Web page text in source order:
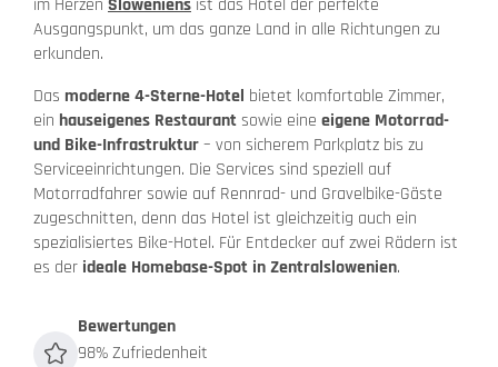
im Herzen Sloweniens ist das Hotel der perfekte
Ausgangspunkt, um das ganze Land in alle Richtungen zu
erkunden.
Das moderne 4-Sterne-Hotel bietet komfortable Zimmer,
ein hauseigenes Restaurantsowie eine eigene Motorrad-
und Bike-Infrastruktur– von sicherem Parkplatz bis zu
Serviceeinrichtungen. Die Services sind speziell auf
Motorradfahrer sowie auf Rennrad- und Gravelbike-Gäste
zugeschnitten, denn das Hotel ist gleichzeitig auch ein
spezialisiertes Bike-Hotel. Für Entdecker auf zwei Rädern ist
es der ideale Homebase-Spot in Zentralslowenien.
Bewertungen
98% Zufriedenheit